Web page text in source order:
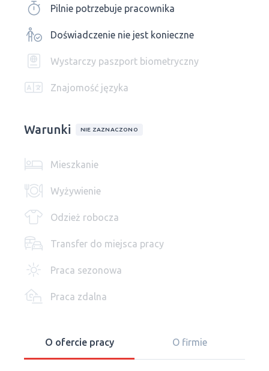
Pilnie potrzebuje pracownika
Doświadczenie nie jest konieczne
Wystarczy paszport biometryczny
Znajomość języka
Warunki NIE ZAZNACZONO
Mieszkanie
Wyżywienie
Odzież robocza
Transfer do miejsca pracy
Praca sezonowa
Praca zdalna
O ofercie pracy O firmie